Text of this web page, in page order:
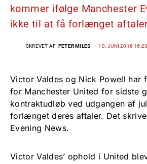
kommer ifølge Manchester
ikke til at få forlænget
SKREVET AF PETER MILES 10. JUNI 2016 16:23
Victor Valdes og Nick Powell har
for Manchester United for sidste
kontraktudløb ved udgangen af
forlænget deres aftaler. Det
Evening News.
Victor Valdes’ ophold i United